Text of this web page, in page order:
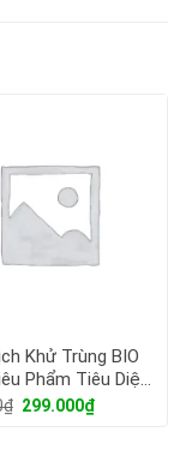
Khử Trùng BIO
Phẩm Tiêu Diệt
Cộng)
₫ Giá
299.000₫Giá
hiện